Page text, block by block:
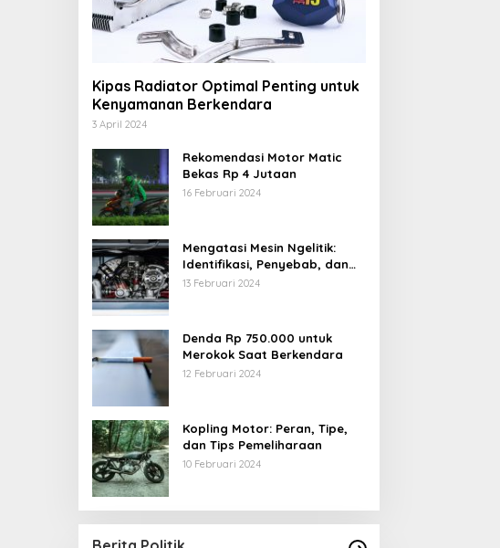
Kipas Radiator Optimal Penting untuk
Kenyamanan Berkendara
3 April 2024
Rekomendasi Motor Matic
Bekas Rp 4 Jutaan
16 Februari 2024
Mengatasi Mesin Ngelitik:
Identifikasi, Penyebab, dan
Solusi
13 Februari 2024
Denda Rp 750.000 untuk
Merokok Saat Berkendara
12 Februari 2024
Kopling Motor: Peran, Tipe,
dan Tips Pemeliharaan
10 Februari 2024